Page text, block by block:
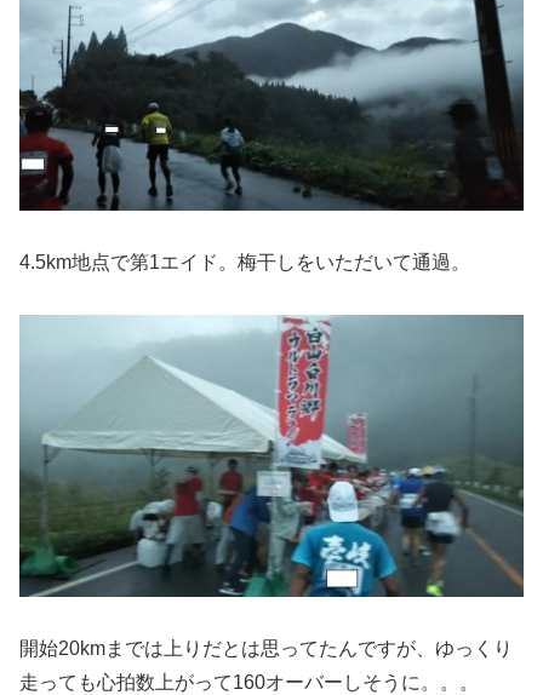
4.5km地点で第1エイド。梅干しをいただいて通過。
開始20kmまでは上りだとは思ってたんですが、ゆっくり
走っても心拍数上がって160オーバーしそうに。。。